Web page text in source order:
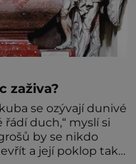
zaživa?
se ozývají dunivé
řádí duch,“ myslí si
by se nikdo
a její poklop tak